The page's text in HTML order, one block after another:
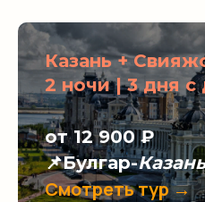
Казань +
2 ночи | 3 дня с
от 12 900 ₽
📌Булгар-
Смотреть тур →